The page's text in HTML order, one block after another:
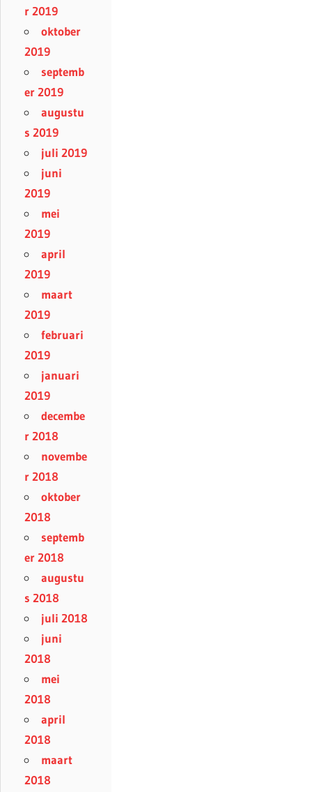
r 2019
oktober
2019
septemb
er 2019
augustu
s 2019
juli 2019
juni
2019
mei
2019
april
2019
maart
2019
februari
2019
januari
2019
decembe
r 2018
novembe
r 2018
oktober
2018
septemb
er 2018
augustu
s 2018
juli 2018
juni
2018
mei
2018
april
2018
maart
2018